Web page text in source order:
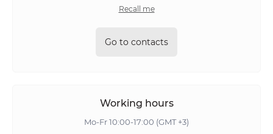
Recall me
Go to contacts
Working hours
Mo-Fr 10:00-17:00 (GMT +3)